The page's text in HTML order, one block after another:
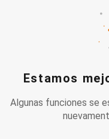
Estamos
Algunas funciones se